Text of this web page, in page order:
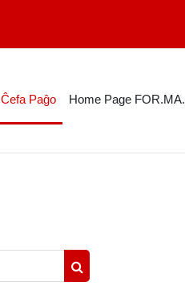
Ĉefa Paĝo Home Page FOR.MA.
Serĉi kursojn